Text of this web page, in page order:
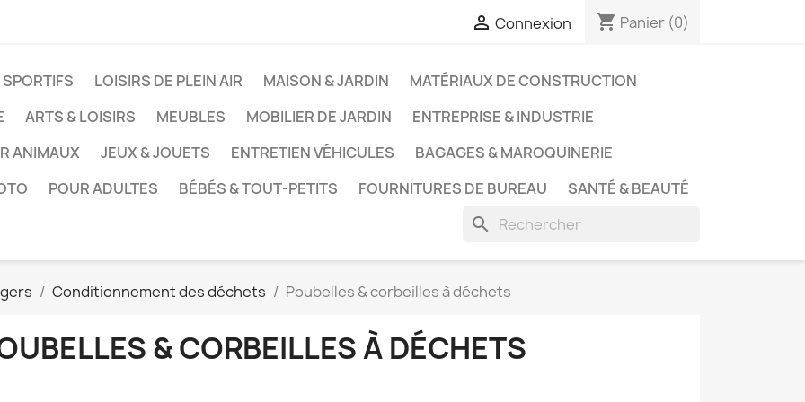
 Connexion shopping_cart Panier (0)
LOISIRS DE PLEIN AIR MAISON & JARDIN
MATÉRIAUX DE CONSTRUCTION
ARTS & LOISIRS MEUBLES MOBILIER DE JARDIN
ENTREPRISE & INDUSTRIE
ANIMAUX
JEUX & JOUETS ENTRETIEN VÉHICULES
BAGAGES & MAROQUINERIE
POUR ADULTES BÉBÉS & TOUT-PETITS FOURNITURES DE BUREAU SANTÉ & BEAUTÉ
search
Conditionnement des déchets Poubelles & corbeilles à déchets
& CORBEILLES À DÉCHETS